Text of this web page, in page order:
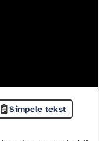
Simpele tekst